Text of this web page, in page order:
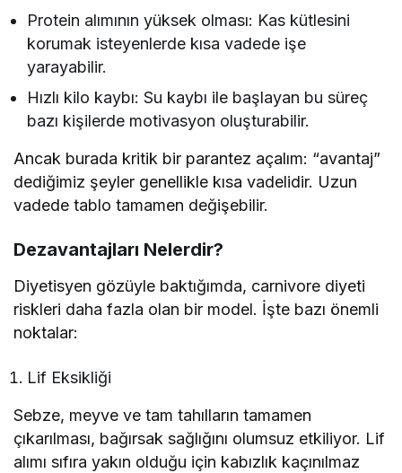
Protein alımının yüksek olması: Kas kütlesini
korumak isteyenlerde kısa vadede işe
yarayabilir.
Hızlı kilo kaybı: Su kaybı ile başlayan bu süreç
bazı kişilerde motivasyon oluşturabilir.
Ancak burada kritik bir parantez açalım: “avantaj”
dediğimiz şeyler genellikle kısa vadelidir. Uzun
vadede tablo tamamen değişebilir.
Dezavantajları Nelerdir?
Diyetisyen gözüyle baktığımda, carnivore diyeti
riskleri daha fazla olan bir model. İşte bazı önemli
noktalar:
Lif Eksikliği
Sebze, meyve ve tam tahılların tamamen
çıkarılması, bağırsak sağlığını olumsuz etkiliyor. Lif
alımı sıfıra yakın olduğu için kabızlık kaçınılmaz